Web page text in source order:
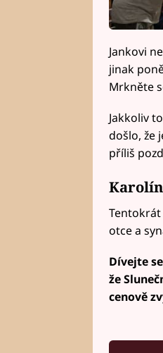
Jankovi
jinak
Mrkněte
Jakkoliv
došlo, že
příliš
otce a
Dívejte
že
cenově